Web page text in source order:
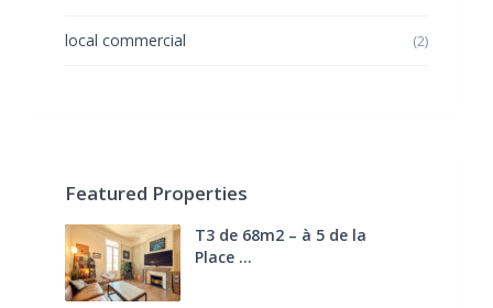
local commercial (2)
Featured Properties
T3 de 68m2 – à 5 de la
Place ...